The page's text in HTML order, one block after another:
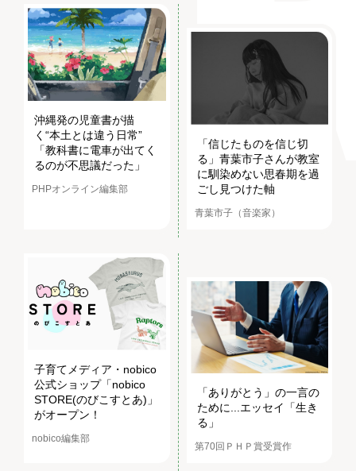
沖縄発の児童書が描
く“本土とは違う日常”
「教科書に電車が出てく
るのが不思議だった」
PHPオンライン編集部
「信じたものを信じ切
る」青葉市子さんが教室
に馴染めない思春期を過
ごし見つけた軸
青葉市子（音楽家）
子育てメディア・nobico
公式ショップ「nobico
STORE(のびこすとあ)」
がオープン！
nobico編集部
「ありがとう」の一言の
ために...エッセイ「生き
る」
第70回ＰＨＰ賞受賞作